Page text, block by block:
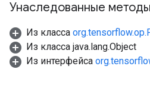
Унаследованные методы
Из класса
Из класса java.lang.Object
Из интерфейса